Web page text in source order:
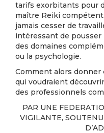
tarifs exorbitants pour
maître Reiki
jamais cesser de
intéressant de pousser
des domaines
ou la psychologie.
Comment alors donner
qui voudraient
des professionnels
PAR UNE
VIGILANTE,